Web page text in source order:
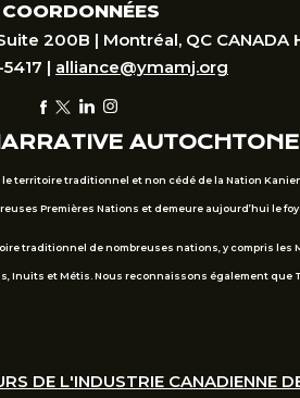
COORDONNÉES
200B | Montréal, QC CANADA
| alliance@ymamj.org
AUTOCHTONE
traditionnel et non cédé de la Nation
Premières Nations et demeure aujourd’hui le
traditionnel de nombreuses nations, y compris les
Inuits et Métis. Nous reconnaissons également
DE L'INDUSTRIE CANADIENNE